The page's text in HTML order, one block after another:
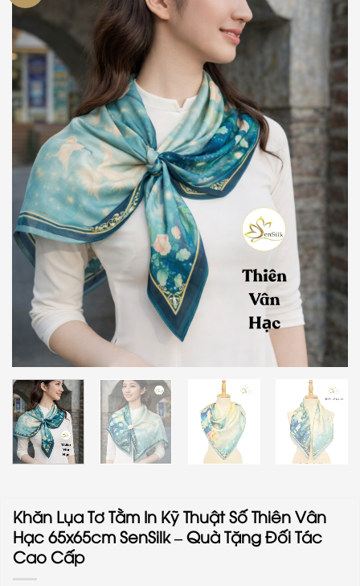
Khăn Lụa Tơ Tằm In Kỹ Thuật Số Thiên Vân
Hạc 65x65cm SenSilk – Quà Tặng Đối Tác
Cao Cấp